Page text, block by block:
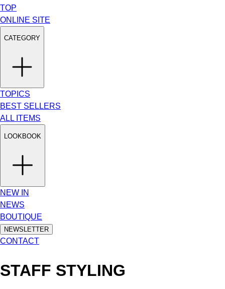
TOP
ONLINE SITE
CATEGORY
TOPICS
BEST SELLERS
ALL ITEMS
LOOKBOOK
NEW IN
NEWS
BOUTIQUE
NEWSLETTER
CONTACT
STAFF STYLING